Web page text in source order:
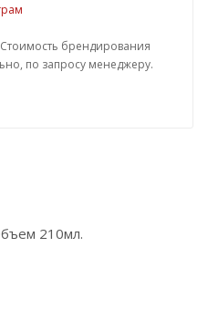
Стоимость брендирования
по запросу менеджеру.
210мл.